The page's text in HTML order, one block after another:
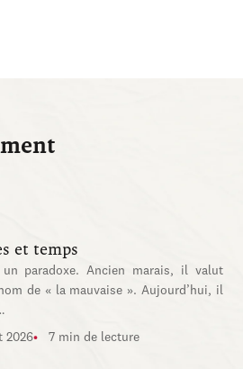
et temps
paradoxe. Ancien marais, il valut
de « la mauvaise ». Aujourd’hui, il
2026 7 min de lecture